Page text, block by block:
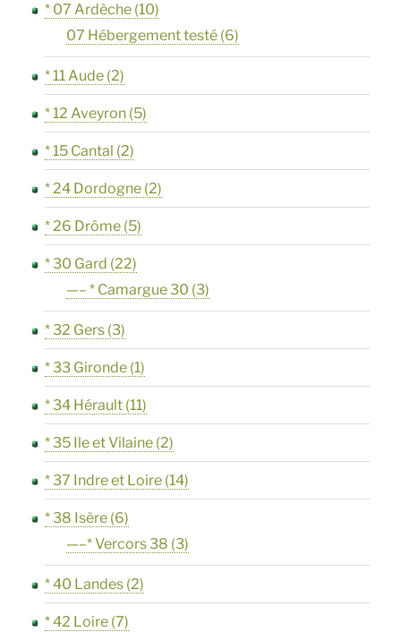
* 07 Ardèche (10)
07 Hébergement testé (6)
* 11 Aude (2)
* 12 Aveyron (5)
* 15 Cantal (2)
* 24 Dordogne (2)
* 26 Drôme (5)
* 30 Gard (22)
—– * Camargue 30 (3)
* 32 Gers (3)
* 33 Gironde (1)
* 34 Hérault (11)
* 35 Ile et Vilaine (2)
* 37 Indre et Loire (14)
* 38 Isère (6)
—–* Vercors 38 (3)
* 40 Landes (2)
* 42 Loire (7)